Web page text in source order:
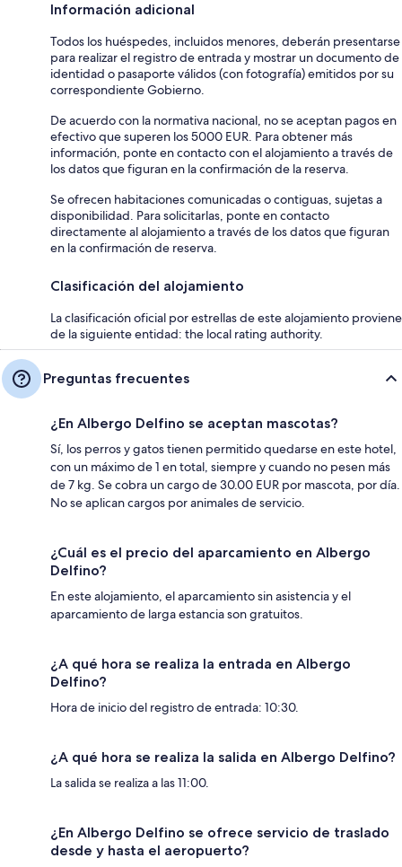
Información adicional
Todos los huéspedes, incluidos menores, deberán presentarse
para realizar el registro de entrada y mostrar un documento de
identidad o pasaporte válidos (con fotografía) emitidos por su
correspondiente Gobierno.
De acuerdo con la normativa nacional, no se aceptan pagos en
efectivo que superen los 5000 EUR. Para obtener más
información, ponte en contacto con el alojamiento a través de
los datos que figuran en la confirmación de la reserva.
Se ofrecen habitaciones comunicadas o contiguas, sujetas a
disponibilidad. Para solicitarlas, ponte en contacto
directamente al alojamiento a través de los datos que figuran
en la confirmación de reserva.
Clasificación del alojamiento
La clasificación oficial por estrellas de este alojamiento proviene
de la siguiente entidad: the local rating authority.
Preguntas frecuentes
¿En Albergo Delfino se aceptan mascotas?
Sí, los perros y gatos tienen permitido quedarse en este hotel,
con un máximo de 1 en total, siempre y cuando no pesen más
de 7 kg. Se cobra un cargo de 30.00 EUR por mascota, por día.
No se aplican cargos por animales de servicio.
¿Cuál es el precio del aparcamiento en Albergo
Delfino?
En este alojamiento, el aparcamiento sin asistencia y el
aparcamiento de larga estancia son gratuitos.
¿A qué hora se realiza la entrada en Albergo
Delfino?
Hora de inicio del registro de entrada: 10:30.
¿A qué hora se realiza la salida en Albergo Delfino?
La salida se realiza a las 11:00.
¿En Albergo Delfino se ofrece servicio de traslado
desde y hasta el aeropuerto?